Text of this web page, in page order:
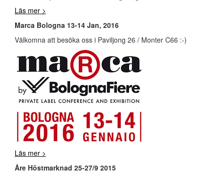
Läs mer >
Marca Bologna 13-14 Jan, 2016
Välkomna att besöka oss i Paviljong 26 / Monter C66 :-)
Läs mer >
Åre Höstmarknad 25-27/9 2015